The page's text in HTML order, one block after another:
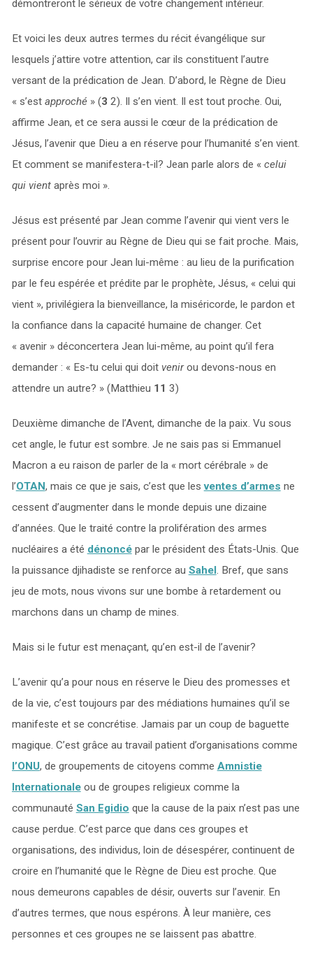
démontreront le sérieux de votre changement intérieur.
Et voici les deux autres termes du récit évangélique sur
lesquels j’attire votre attention, car ils constituent l’autre
versant de la prédication de Jean. D’abord, le Règne de Dieu
« s’est approché» (3 2). Il s’en vient. Il est tout proche. Oui,
affirme Jean, et ce sera aussi le cœur de la prédication de
Jésus, l’avenir que Dieu a en réserve pour l’humanité s’en vient.
Et comment se manifestera-t-il? Jean parle alors de « celui
qui vientaprès moi ».
Jésus est présenté par Jean comme l’avenir qui vient vers le
présent pour l’ouvrir au Règne de Dieu qui se fait proche. Mais,
surprise encore pour Jean lui-même : au lieu de la purification
par le feu espérée et prédite par le prophète, Jésus, « celui qui
vient », privilégiera la bienveillance, la miséricorde, le pardon et
la confiance dans la capacité humaine de changer. Cet
« avenir » déconcertera Jean lui-même, au point qu’il fera
demander : « Es-tu celui qui doit venirou devons-nous en
attendre un autre? » (Matthieu 11 3)
Deuxième dimanche de l’Avent, dimanche de la paix. Vu sous
cet angle, le futur est sombre. Je ne sais pas si Emmanuel
Macron a eu raison de parler de la « mort cérébrale » de
l’OTAN, mais ce que je sais, c’est que lesventes d’armes ne
cessent d’augmenter dans le monde depuis une dizaine
d’années. Que le traité contre la prolifération des armes
nucléaires a été dénoncépar le président des États-Unis. Que
la puissance djihadiste se renforce au Sahel. Bref, que sans
jeu de mots, nous vivons sur une bombe à retardement ou
marchons dans un champ de mines.
Mais si le futur est menaçant, qu’en est-il de l’avenir?
L’avenir qu’a pour nous en réserve le Dieu des promesses et
de la vie, c’est toujours par des médiations humaines qu’il se
manifeste et se concrétise. Jamais par un coup de baguette
magique. C’est grâce au travail patient d’organisations comme
l’ONU, de groupements de citoyens comme Amnistie
Internationaleou de groupes religieux comme la
communauté San Egidio que la cause de la paix n’est pas une
cause perdue. C’est parce que dans ces groupes et
organisations, des individus, loin de désespérer, continuent de
croire en l’humanité que le Règne de Dieu est proche. Que
nous demeurons capables de désir, ouverts sur l’avenir. En
d’autres termes, que nous espérons. À leur manière, ces
personnes et ces groupes ne se laissent pas abattre.